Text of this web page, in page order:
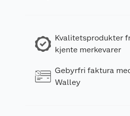
Kvalitetsprodukter
kjente merkevarer
Gebyrfri faktura
Walley